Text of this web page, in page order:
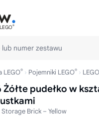
®
numer zestawu
LEGO® Pojemniki LEGO® LEGO
Żółte pudełko w
Brick – Yellow